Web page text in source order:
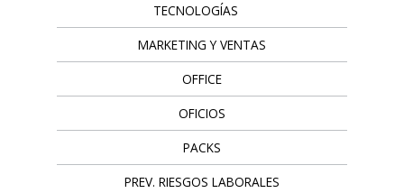
TECNOLOGÍAS
MARKETING Y VENTAS
OFFICE
OFICIOS
PACKS
PREV. RIESGOS LABORALES